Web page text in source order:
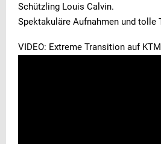
Schützling Louis Calvin.
Spektakuläre Aufnahmen und tolle
VIDEO: Extreme Transition auf